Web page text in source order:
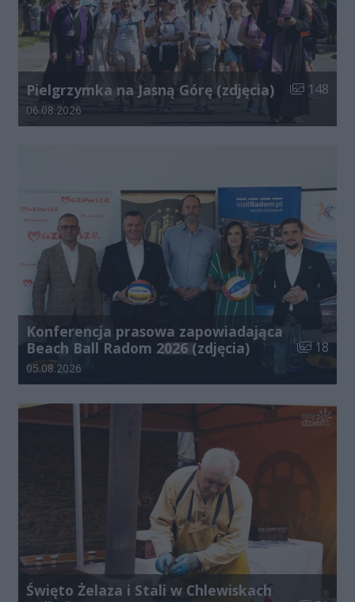
Pielgrzymka na Jasną Górę (zdjęcia) Liczba
148
Data dodania galerii:
06.08.2026
Konferencja prasowa zapowiadająca
Beach Ball Radom 2026 (zdjęcia)
Liczba
18
Data dodania galerii:
05.08.2026
Święto Żelaza i Stali w Chlewiskach